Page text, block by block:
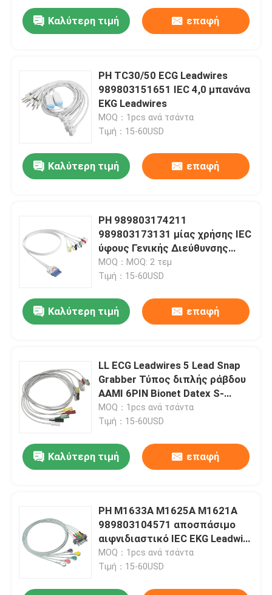
Καλύτερη τιμή επαφή
PH TC30/50 ECG Leadwires
989803151651 IEC 4,0 μπανάνα
EKG Leadwires
MOQ：1pcs ανά τσάντα
Τιμή：15-60USD
Καλύτερη τιμή επαφή
PH 989803174211
989803173131 μίας χρήσης IEC
ύφους Γενικής Διεύθυνσης
συνδετήρων DIN Grabber
καλωδίων 5 μολύβδου ECG
MOQ：MOQ: 2 τεμ
Τιμή：15-60USD
Καλύτερη τιμή επαφή
LL ECG Leadwires 5 Lead Snap
Grabber Τύπος διπλής ράβδου
AAMI 6PIN Bionet Datex S-
iemens GE-Hellige Kontron
MOQ：1pcs ανά τσάντα
Τιμή：15-60USD
Καλύτερη τιμή επαφή
PH M1633A M1625A M1621A
989803104571 αποσπάσιμο
αιφνιδιαστικό IEC EKG Leadwire
5 μολύβδου
MOQ：1pcs ανά τσάντα
Τιμή：15-60USD